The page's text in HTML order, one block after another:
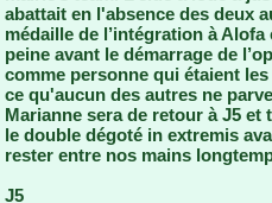
abattait en l'absence des deux
médaille de l’intégration à
peine avant le démarrage de
comme personne qui étaient
ce qu'aucun des autres ne
Marianne sera de retour à J5 et
le double dégoté in extremis
rester entre nos mains
J5